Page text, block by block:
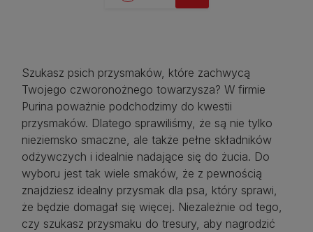
Szukasz psich przysmaków, które zachwycą
Twojego czworonożnego towarzysza? W firmie
Purina poważnie podchodzimy do kwestii
przysmaków. Dlatego sprawiliśmy, że są nie tylko
nieziemsko smaczne, ale także pełne składników
odżywczych i idealnie nadające się do żucia. Do
wyboru jest tak wiele smaków, że z pewnością
znajdziesz idealny przysmak dla psa, który sprawi,
że będzie domagał się więcej. Niezależnie od tego,
czy szukasz przysmaku do tresury, aby nagrodzić